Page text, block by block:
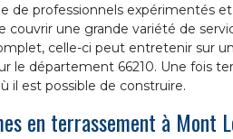
de professionnels expérimentés
une grande variété de
celle-ci peut entretenir sur
le département 66210. Une fois
il est possible de construire.
en terrassement à Mont